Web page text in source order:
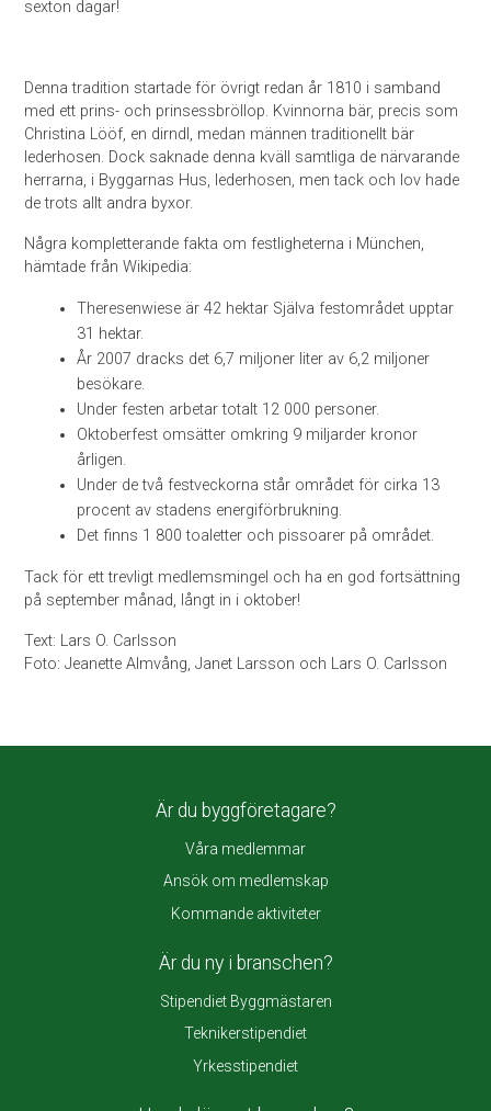
sexton dagar!
Denna tradition startade för övrigt redan år 1810 i samband
med ett prins- och prinsessbröllop. Kvinnorna bär, precis som
Christina Lööf, en dirndl, medan männen traditionellt bär
lederhosen. Dock saknade denna kväll samtliga de närvarande
herrarna, i Byggarnas Hus, lederhosen, men tack och lov hade
de trots allt andra byxor.
Några kompletterande fakta om festligheterna i München,
hämtade från Wikipedia:
Theresenwiese är 42 hektar Själva festområdet upptar
31 hektar.
År 2007 dracks det 6,7 miljoner liter av 6,2 miljoner
besökare.
Under festen arbetar totalt 12 000 personer.
Oktoberfest omsätter omkring 9 miljarder kronor
årligen.
Under de två festveckorna står området för cirka 13
procent av stadens energiförbrukning.
Det finns 1 800 toaletter och pissoarer på området.
Tack för ett trevligt medlemsmingel och ha en god fortsättning
på september månad, långt in i oktober!
Text: Lars O. Carlsson
Foto: Jeanette Almvång, Janet Larsson och Lars O. Carlsson
Är du byggföretagare?
Våra medlemmar
Ansök om medlemskap
Kommande aktiviteter
Är du ny i branschen?
Stipendiet Byggmästaren
Teknikerstipendiet
Yrkesstipendiet